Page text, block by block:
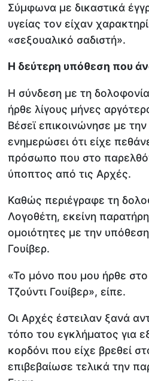
Σύμφωνα με δικαστικά
υγείας τον είχαν
«σεξουαλικό σαδιστή».
Η δεύτερη υπόθεση που
Η σύνδεση με τη
ήρθε λίγους μήνες
Βέσεϊ επικοινώνησε με
ενημερώσει ότι είχε
πρόσωπο που στο
ύποπτος από τις Αρχές.
Καθώς περιέγραφε τη
Λογοθέτη, εκείνη
ομοιότητες με την
Γουίβερ.
«Το μόνο που μου ήρθε
Τζούντι Γουίβερ», είπε.
Οι Αρχές έστειλαν ξανά
τόπο του εγκλήματος για
κορδόνι που είχε βρεθεί
επιβεβαίωσε τελικά την